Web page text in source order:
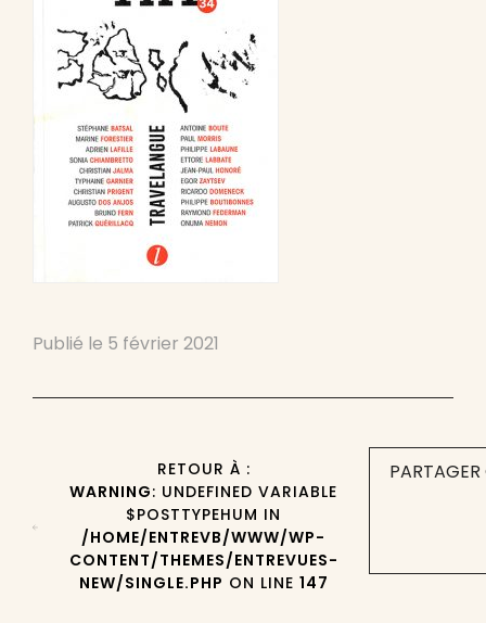
Publié le 5 février 2021
RETOUR À :
WARNING: UNDEFINED VARIABLE
$POSTTYPEHUM IN
/HOME/ENTREVB/WWW/WP-
CONTENT/THEMES/ENTREVUES-
NEW/SINGLE.PHP ON LINE 147